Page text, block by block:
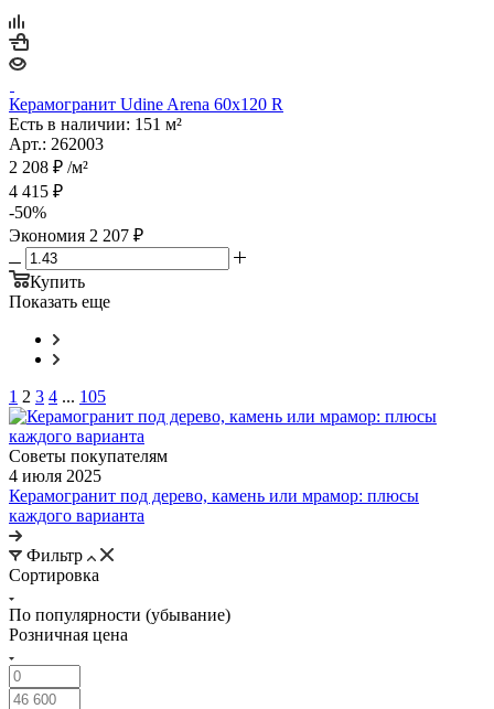
Керамогранит Udine Arena 60x120 R
Есть в наличии: 151 м²
Арт.: 262003
2 208 ₽ /м²
4 415 ₽
-50%
Экономия 2 207 ₽
Купить
Показать еще
1 2 3 4 ... 105
Советы покупателям
4 июля 2025
Керамогранит под дерево, камень или мрамор: плюсы
каждого варианта
Фильтр
Сортировка
По популярности (убывание)
Розничная цена